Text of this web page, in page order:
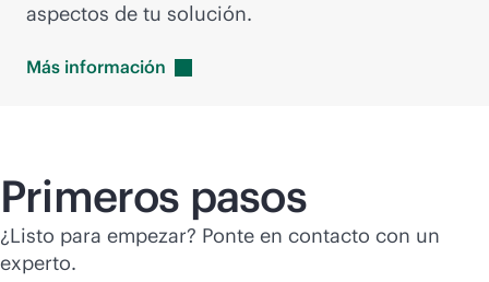
aspectos de tu solución.
Más información
Primeros pasos
¿Listo para empezar? Ponte en contacto con un
experto.